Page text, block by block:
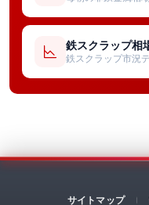
鉄スクラップ相
鉄スクラップ市況
サイトマップ